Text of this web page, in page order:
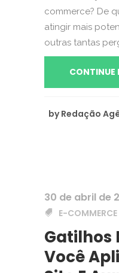
commerce? De
atingir mais
outras tantas
CONTINUE
by Redação
30 de abril de
E-COMMERCE
Gatilhos
Você